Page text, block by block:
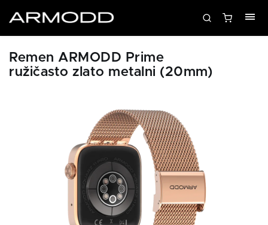
Remen ARMODD Prime
ružičasto zlato metalni (20mm)